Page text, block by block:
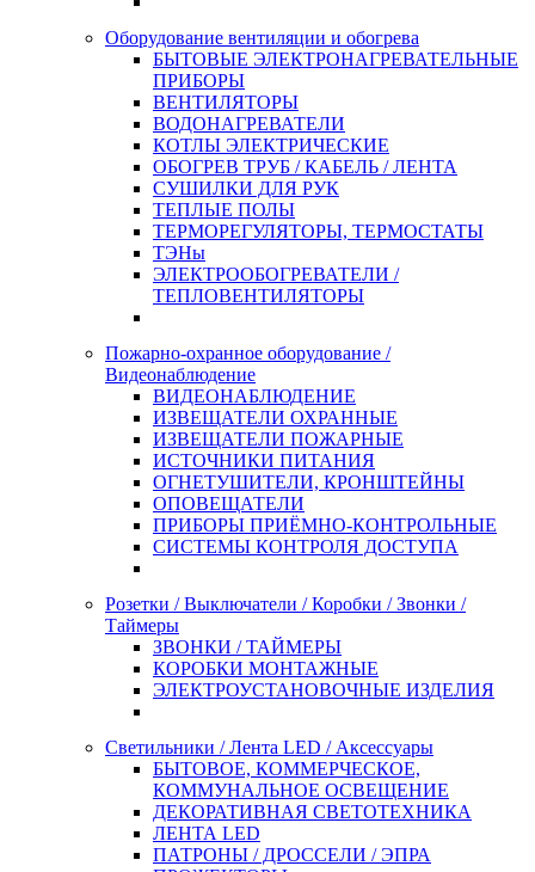
Оборудование вентиляции и обогрева
БЫТОВЫЕ ЭЛЕКТРОНАГРЕВАТЕЛЬНЫЕ
ПРИБОРЫ
ВЕНТИЛЯТОРЫ
ВОДОНАГРЕВАТЕЛИ
КОТЛЫ ЭЛЕКТРИЧЕСКИЕ
ОБОГРЕВ ТРУБ / КАБЕЛЬ / ЛЕНТА
СУШИЛКИ ДЛЯ РУК
ТЕПЛЫЕ ПОЛЫ
ТЕРМОРЕГУЛЯТОРЫ, ТЕРМОСТАТЫ
ТЭНы
ЭЛЕКТРООБОГРЕВАТЕЛИ /
ТЕПЛОВЕНТИЛЯТОРЫ
Пожарно-охранное оборудование /
Видеонаблюдение
ВИДЕОНАБЛЮДЕНИЕ
ИЗВЕЩАТЕЛИ ОХРАННЫЕ
ИЗВЕЩАТЕЛИ ПОЖАРНЫЕ
ИСТОЧНИКИ ПИТАНИЯ
ОГНЕТУШИТЕЛИ, КРОНШТЕЙНЫ
ОПОВЕЩАТЕЛИ
ПРИБОРЫ ПРИЁМНО-КОНТРОЛЬНЫЕ
СИСТЕМЫ КОНТРОЛЯ ДОСТУПА
Розетки / Выключатели / Коробки / Звонки /
Таймеры
ЗВОНКИ / ТАЙМЕРЫ
КОРОБКИ МОНТАЖНЫЕ
ЭЛЕКТРОУСТАНОВОЧНЫЕ ИЗДЕЛИЯ
Светильники / Лента LED / Аксессуары
БЫТОВОЕ, КОММЕРЧЕСКОЕ,
КОММУНАЛЬНОЕ ОСВЕЩЕНИЕ
ДЕКОРАТИВНАЯ СВЕТОТЕХНИКА
ЛЕНТА LED
ПАТРОНЫ / ДРОССЕЛИ / ЭПРА